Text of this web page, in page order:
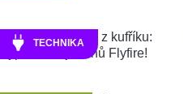
TECHNIKA